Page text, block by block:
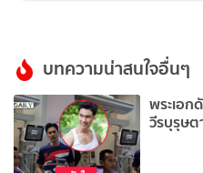
บทความน่าสนใจอื่นๆ
พระเอก
วีรบุรุษต